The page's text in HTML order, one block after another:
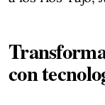
con